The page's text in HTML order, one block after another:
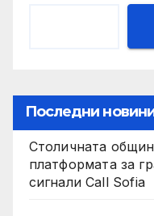
Последни
Столичната
платформата за
сигнали Call Sofia